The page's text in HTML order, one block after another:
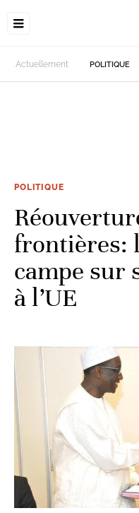
Actuellement POLITIQUE
POLITIQUE
frontières:
campe sur
à l’UE